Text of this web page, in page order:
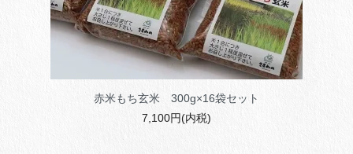
赤米もち玄米 300g×16袋セット
7,100円(内税)